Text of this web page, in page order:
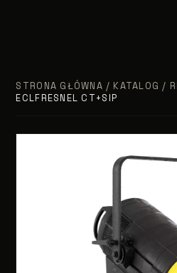
STRONA GŁÓWNA / KATALOG /
ECLFRESNEL CT+SIP